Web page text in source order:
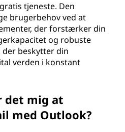
tjeneste. Den
brugerbehov ved at
der forstærker din
og robuste
beskytter din
verden i konstant
det mig at
med Outlook?